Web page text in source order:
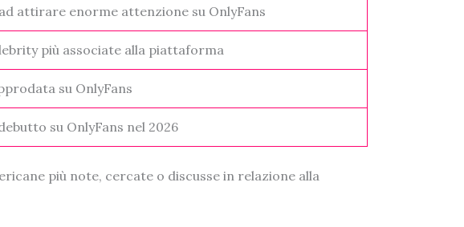
attirare enorme attenzione su OnlyFans
più associate alla piattaforma
su OnlyFans
su OnlyFans nel 2026
più note, cercate o discusse in relazione alla